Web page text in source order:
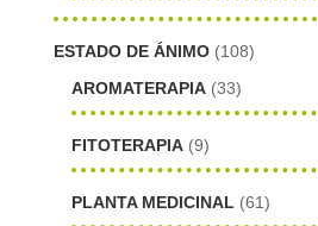
ESTADO DE ÁNIMO (108)
AROMATERAPIA (33)
FITOTERAPIA (9)
PLANTA MEDICINAL (61)